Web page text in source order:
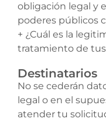
obligación legal y
poderes públicos
+ ¿Cuál es la
tratamiento de
Destinatarios
No se cederán
legal o en el
atender tu